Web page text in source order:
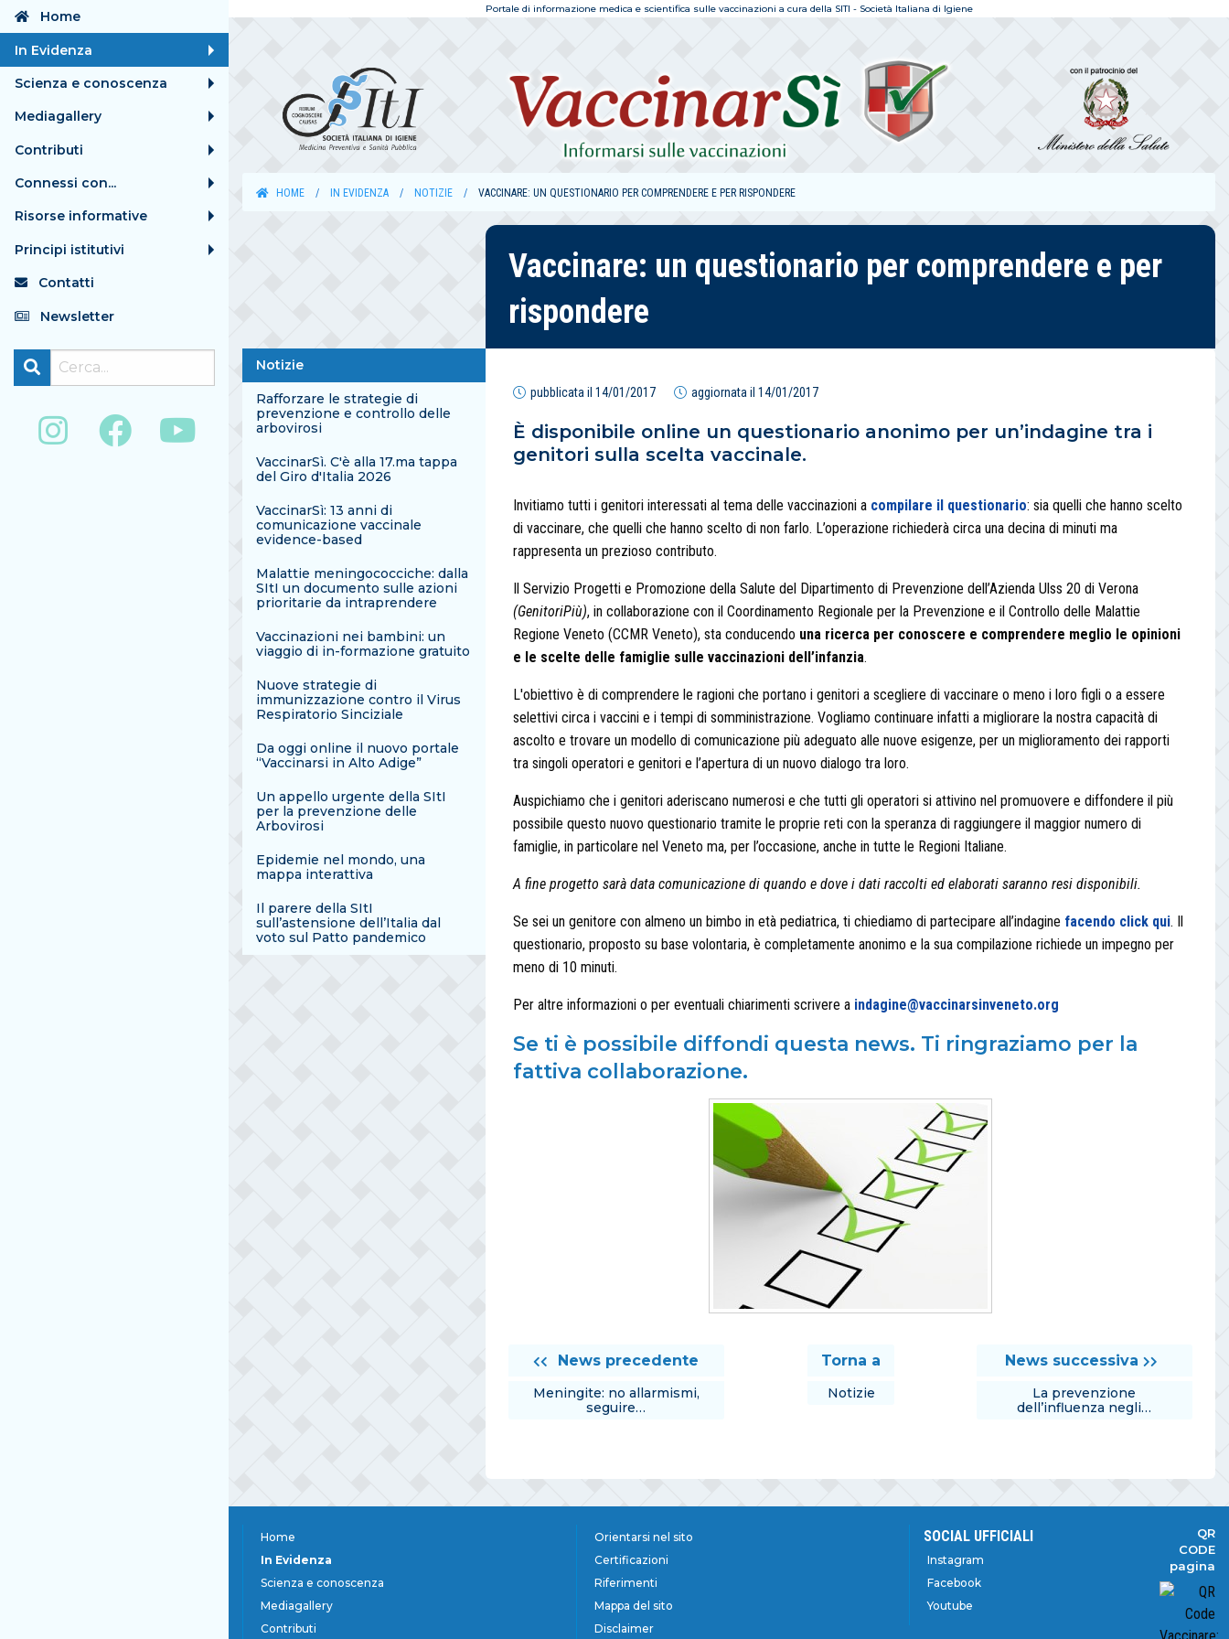
Home
In Evidenza
Scienza e conoscenza
Mediagallery
Contributi
Connessi con...
Risorse informative
Principi istitutivi
Contatti
Newsletter
Portale di informazione medica e scientifica sulle vaccinazioni a cura della SITI - Società Italiana di Igiene
HOME IN EVIDENZA NOTIZIE VACCINARE: UN QUESTIONARIO PER COMPRENDERE E PER RISPONDERE
Vaccinare: un questionario per comprendere e per
rispondere
pubblicata il 14/01/2017 aggiornata il 14/01/2017
È disponibile online un questionario anonimo per un’indagine tra i
genitori sulla scelta vaccinale.
Invitiamo tutti i genitori interessati al tema delle vaccinazioni a compilare il questionario: sia quelli che hanno scelto
di vaccinare, che quelli che hanno scelto di non farlo. L’operazione richiederà circa una decina di minuti ma
rappresenta un prezioso contributo.
Il Servizio Progetti e Promozione della Salute del Dipartimento di Prevenzione dell’Azienda Ulss 20 di Verona
(GenitoriPiù), in collaborazione con il Coordinamento Regionale per la Prevenzione e il Controllo delle Malattie
Regione Veneto (CCMR Veneto), sta conducendo una ricerca per conoscere e comprendere meglio le opinioni
e le scelte delle famiglie sulle vaccinazioni dell’infanzia.
L'obiettivo è di comprendere le ragioni che portano i genitori a scegliere di vaccinare o meno i loro figli o a essere
selettivi circa i vaccini e i tempi di somministrazione. Vogliamo continuare infatti a migliorare la nostra capacità di
ascolto e trovare un modello di comunicazione più adeguato alle nuove esigenze, per un miglioramento dei rapporti
tra singoli operatori e genitori e l’apertura di un nuovo dialogo tra loro.
Auspichiamo che i genitori aderiscano numerosi e che tutti gli operatori si attivino nel promuovere e diffondere il più
possibile questo nuovo questionario tramite le proprie reti con la speranza di raggiungere il maggior numero di
famiglie, in particolare nel Veneto ma, per l’occasione, anche in tutte le Regioni Italiane.
A fine progetto sarà data comunicazione di quando e dove i dati raccolti ed elaborati saranno resi disponibili.
Se sei un genitore con almeno un bimbo in età pediatrica, ti chiediamo di partecipare all’indagine facendo click qui. Il
questionario, proposto su base volontaria, è completamente anonimo e la sua compilazione richiede un impegno per
meno di 10 minuti.
Per altre informazioni o per eventuali chiarimenti scrivere a indagine@vaccinarsinveneto.org
Se ti è possibile diffondi questa news. Ti ringraziamo per la
fattiva collaborazione.
News precedente
Meningite: no allarmismi,
seguire…
News successiva
La prevenzione
dell’influenza negli…
Torna a
Notizie
Notizie
Rafforzare le strategie di
prevenzione e controllo delle
arbovirosi
VaccinarSì. C'è alla 17.ma tappa
del Giro d'Italia 2026
VaccinarSì: 13 anni di
comunicazione vaccinale
evidence-based
Malattie meningococciche: dalla
SItI un documento sulle azioni
prioritarie da intraprendere
Vaccinazioni nei bambini: un
viaggio di in-formazione gratuito
Nuove strategie di
immunizzazione contro il Virus
Respiratorio Sinciziale
Da oggi online il nuovo portale
“Vaccinarsi in Alto Adige”
Un appello urgente della SItI
per la prevenzione delle
Arbovirosi
Epidemie nel mondo, una
mappa interattiva
Il parere della SItI
sull’astensione dell’Italia dal
voto sul Patto pandemico
Home
In Evidenza
Scienza e conoscenza
Mediagallery
Contributi
Orientarsi nel sito
Certificazioni
Riferimenti
Mappa del sito
Disclaimer
SOCIAL UFFICIALI
Instagram
Facebook
Youtube
QR
CODE
pagina